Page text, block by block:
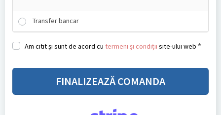
Transfer bancar
Am citit și sunt de acord cu termeni și condiții site-ului web *
FINALIZEAZĂ COMANDA